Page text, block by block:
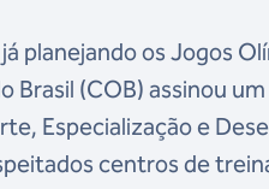
planejando os Jogos
Brasil (COB) assinou
Especialização e
centros de